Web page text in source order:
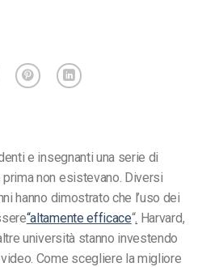
e insegnanti una serie di
non esistevano. Diversi
hanno dimostrato che l’uso dei
“altamente efficace“. Harvard,
università stanno investendo
Come scegliere la migliore